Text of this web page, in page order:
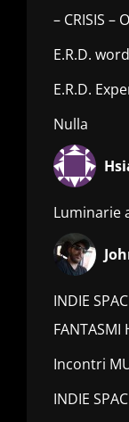
– CRISIS –
E.R.D.
E.R.D.
Nulla
Luminarie
INDIE
FANTASMI
Incontri
INDIE